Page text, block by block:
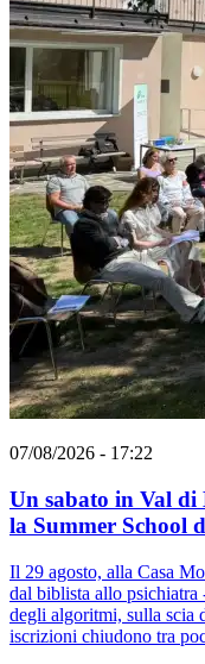
07/08/2026 - 17:22
Un sabato in Val di
la Summer School
Il 29 agosto, alla Casa
dal biblista allo psichiatra
degli algoritmi, sulla scia
iscrizioni chiudono tra